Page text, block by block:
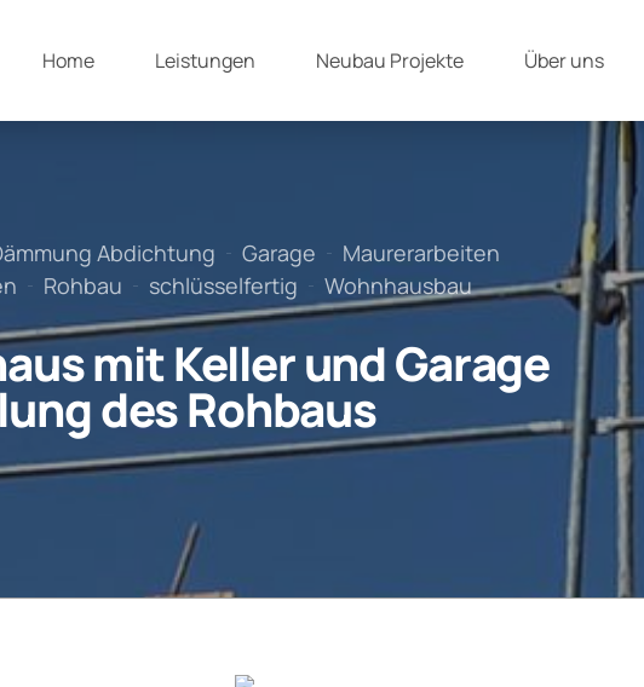
Home Leistungen Neubau Projekte Über uns
Abdichtung Garage
Maurerarbeiten
Rohbau schlüsselfertig Wohnhausbau
mit Keller und Garage
des Rohbaus